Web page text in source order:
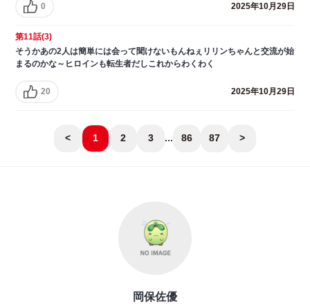
0 2025年10月29日
第11話(3)
そうかあの2人は簡単には会って聞けないもんねぇリリンちゃんと交流が始
まるのかな～ヒロインも転生者だしこれからわくわく
20 2025年10月29日
< 1 2 3 ... 86 87 >
岡保佐優